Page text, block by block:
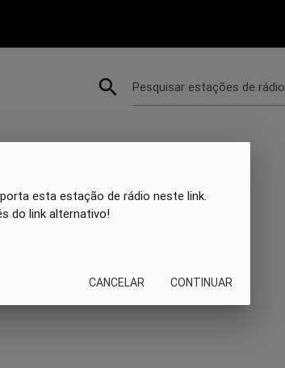
search Pesquisar estações de rádio
esta estação de rádio neste link.
do link alternativo!
CANCELAR CONTINUAR